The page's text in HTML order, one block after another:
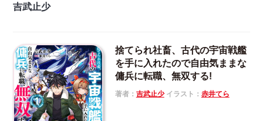
吉武止少
捨てられ社畜、古代の宇宙戦艦
を手に入れたので自由気ままな
傭兵に転職、無双する!
著者： 吉武止少イラスト： 赤井てら